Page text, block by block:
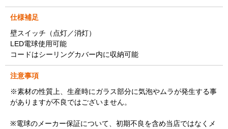
仕様補足
壁スイッチ（点灯／消灯）
LED電球使用可能
コードはシーリングカバー内に収納可能
注意事項
※素材の性質上、生産時にガラス部分に気泡やムラが発生する事
がありますが不良ではございません。
※電球のメーカー保証について、初期不良を含め当店ではなくメ